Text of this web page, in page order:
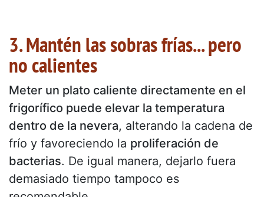
3. Mantén las sobras frías... pero
no calientes
Meter un plato caliente directamente en el
frigorífico puede elevar la temperatura
dentro de la nevera, alterando la cadena de
frío y favoreciendo la proliferación de
bacterias. De igual manera, dejarlo fuera
demasiado tiempo tampoco es